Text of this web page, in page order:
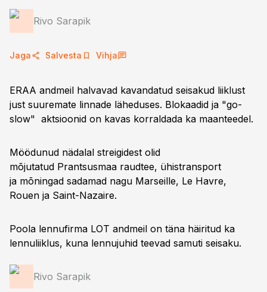
Rivo Sarapik
Jaga Salvesta Vihja
ERAA andmeil halvavad kavandatud seisakud liiklust
just suuremate linnade läheduses. Blokaadid ja "go-
slow" aktsioonid on kavas korraldada ka maanteedel.
Möödunud nädalal streigidest olid
mõjutatud Prantsusmaa raudtee, ühistransport
ja mõningad sadamad nagu Marseille, Le Havre,
Rouen ja Saint-Nazaire.
Poola lennufirma LOT andmeil on täna häiritud ka
lennuliiklus, kuna lennujuhid teevad samuti seisaku.
Rivo Sarapik